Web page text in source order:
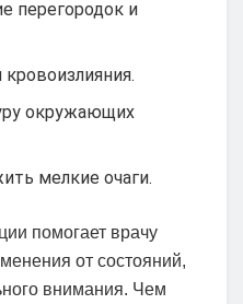
перегородок и
окружающих
мелкие очаги.
помогает врачу
от состояний,
внимания. Чем